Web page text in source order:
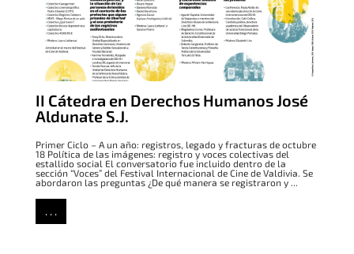
II Cátedra en Derechos Humanos José
Aldunate S.J.
Primer Ciclo – A un año: registros, legado y fracturas de octubre
18 Política de las imágenes: registro y voces colectivas del
estallido social El conversatorio fue incluido dentro de la
sección “Voces” del Festival Internacional de Cine de Valdivia. Se
abordaron las preguntas ¿De qué manera se registraron y ...
. . .